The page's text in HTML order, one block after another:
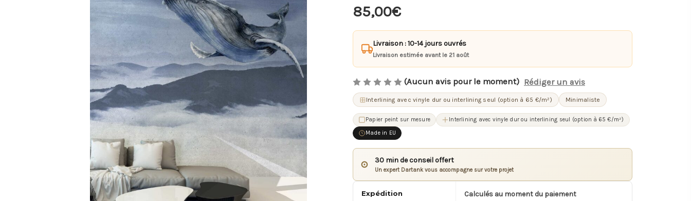
85,00€
Livraison : 10-14 jours ouvrés
Livraison estimée avant le 21 août
(Aucun avis pour le moment) Rédiger un avis
Interlining avec vinyle dur ou interlining seul (option à 65 €/m²) Minimaliste
Papier peint sur mesure
Interlining avec vinyle dur ou interlining seul (option à 65 €/m²)
Made in EU
⊙ 30 min de conseil offert
Un expert Dartank vous accompagne sur votre projet
Expédition Calculés au moment du paiement